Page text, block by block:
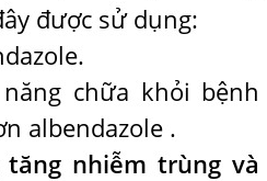
được sử dụng:
chữa khỏi bệnh
albendazole .
nhiễm trùng và